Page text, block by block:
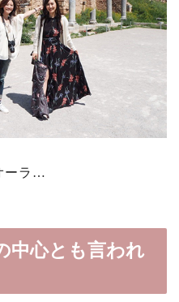
ーラ…
中心とも言われ